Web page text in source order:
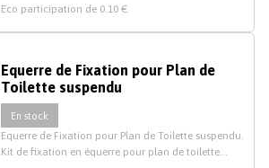
Eco participation de 0.10 €
En stock
Equerre de Fixation pour Plan de
Toilette suspendu
Equerre de Fixation pour Plan de Toilette suspendu.
Kit de fixation en équerre pour plan de toilette